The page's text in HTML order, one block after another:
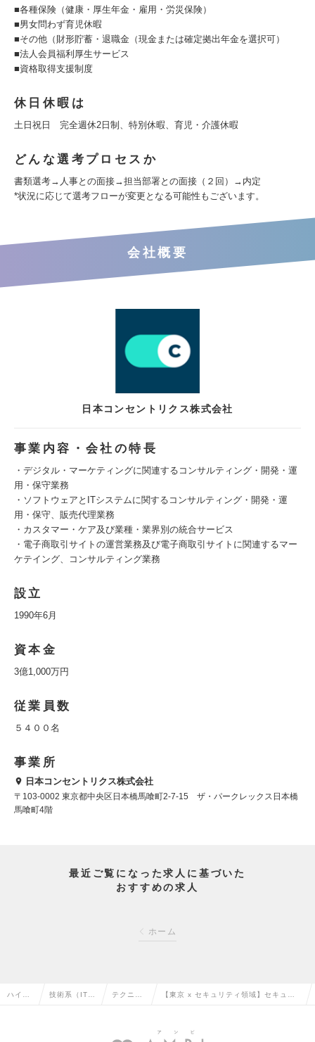
■各種保険（健康・厚生年金・雇用・労災保険）
■男女問わず育児休暇
■その他（財形貯蓄・退職金（現金または確定拠出年金を選択可）
■法人会員福利厚生サービス
■資格取得支援制度
休日休暇は
土日祝日 完全週休2日制、特別休暇、育児・介護休暇
どんな選考プロセスか
書類選考→人事との面接→担当部署との面接（２回）→内定
*状況に応じて選考フローが変更となる可能性もございます。
会社概要
日本コンセントリクス株式会社
事業内容・会社の特長
・デジタル・マーケティングに関連するコンサルティング・開発・運
用・保守業務
・ソフトウェアとITシステムに関するコンサルティング・開発・運
用・保守、販売代理業務
・カスタマー・ケア及び業種・業界別の統合サービス
・電子商取引サイトの運営業務及び電子商取引サイトに関連するマー
ケテイング、コンサルティング業務
設立
1990年6月
資本金
3億1,000万円
従業員数
５４００名
事業所
日本コンセントリクス株式会社
〒103-0002 東京都中央区日本橋馬喰町2-7-15 ザ・パークレックス日本橋
馬喰町4階
最近ご覧になった求人に基づいた
おすすめの求人
ホーム
ハイク 技術系（IT・ テクニカ
トの転職
【東京 x セキュリティ領域】セキュリ
ンの新規募集！の求人情報